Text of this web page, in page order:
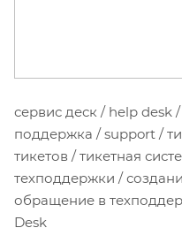
сервис деск / help desk
поддержка / support /
тикетов / тикетная
техподдержки /
обращение в
Desk